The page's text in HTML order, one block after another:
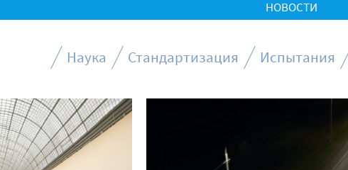
НОВОСТИ
Наука Стандартизация Испытания